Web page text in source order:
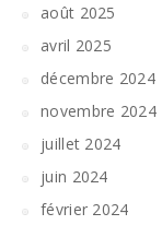
août 2025
avril 2025
décembre 2024
novembre 2024
juillet 2024
juin 2024
février 2024